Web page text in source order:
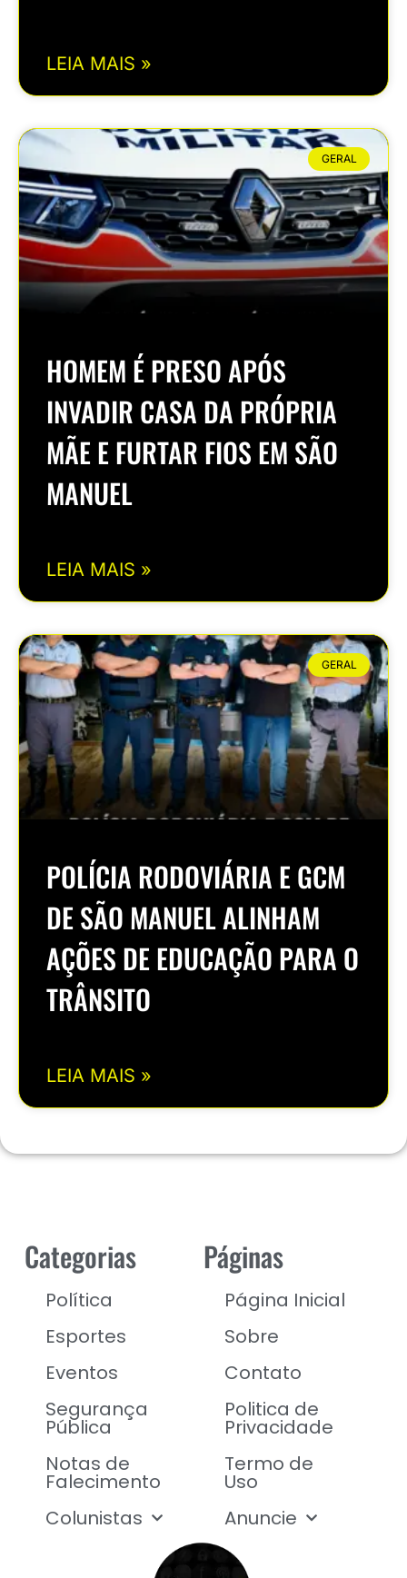
LEIA MAIS »
GERAL
HOMEM É PRESO APÓS
INVADIR CASA DA PRÓPRIA
MÃE E FURTAR FIOS EM SÃO
MANUEL
LEIA MAIS »
GERAL
POLÍCIA RODOVIÁRIA E GCM
DE SÃO MANUEL ALINHAM
AÇÕES DE EDUCAÇÃO PARA O
TRÂNSITO
LEIA MAIS »
Categorias
Política
Esportes
Eventos
Segurança
Pública
Notas de
Falecimento
Colunistas
Páginas
Página Inicial
Sobre
Contato
Politica de
Privacidade
Termo de
Uso
Anuncie